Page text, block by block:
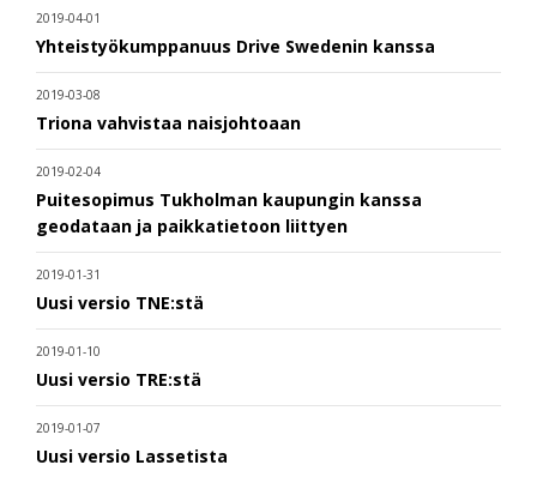
2019-04-01
Yhteistyökumppanuus Drive Swedenin kanssa
2019-03-08
Triona vahvistaa naisjohtoaan
2019-02-04
Puitesopimus Tukholman kaupungin kanssa
geodataan ja paikkatietoon liittyen
2019-01-31
Uusi versio TNE:stä
2019-01-10
Uusi versio TRE:stä
2019-01-07
Uusi versio Lassetista